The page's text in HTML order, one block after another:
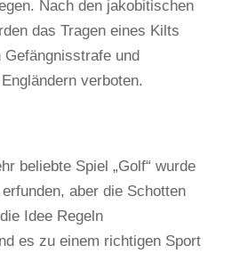
Nach den jakobitischen
das Tragen eines Kilts
Gefängnisstrafe und
verboten.
beliebte Spiel „Golf“ wurde
aber die Schotten
Idee Regeln
es zu einem richtigen Sport